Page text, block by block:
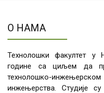
О НАМА
Технолошки факултет у
године са циљем да
технолошко-инжењерском
инжењерства. Студије